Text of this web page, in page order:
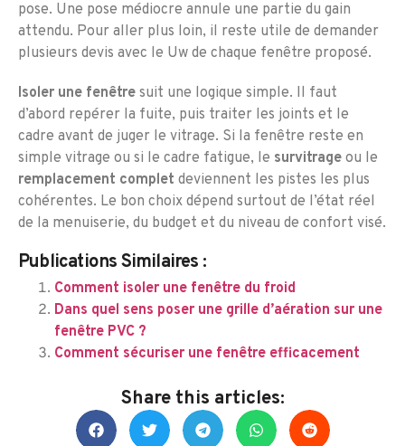
pose. Une pose médiocre annule une partie du gain
attendu. Pour aller plus loin, il reste utile de demander
plusieurs devis avec le Uw de chaque fenêtre proposé.
Isoler une fenêtre suit une logique simple. Il faut
d’abord repérer la fuite, puis traiter les joints et le
cadre avant de juger le vitrage. Si la fenêtre reste en
simple vitrage ou si le cadre fatigue, le survitrage ou le
remplacement complet deviennent les pistes les plus
cohérentes. Le bon choix dépend surtout de l’état réel
de la menuiserie, du budget et du niveau de confort visé.
Publications Similaires :
Comment isoler une fenêtre du froid
Dans quel sens poser une grille d’aération sur une
fenêtre PVC ?
Comment sécuriser une fenêtre efficacement
Share this articles: